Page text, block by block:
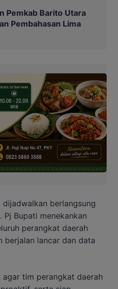
Pemkab Barito Utara
Pembahasan Lima
dijadwalkan berlangsung
Pj Bupati menekankan
perangkat daerah
berjalan lancar dan data
tim perangkat daerah